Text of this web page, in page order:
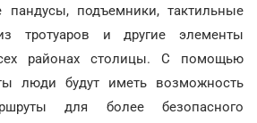
пандусы, подъемники, тактильные
тротуаров и другие элементы
районах столицы. С помощью
люди будут иметь возможность
для более безопасного